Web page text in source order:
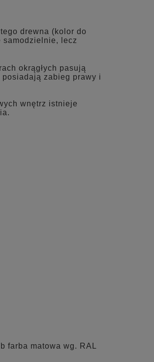
drewna (kolor do
samodzielnie, lecz
okrągłych pasują
zabieg prawy i
wnętrz istnieje
farba matowa wg. RAL